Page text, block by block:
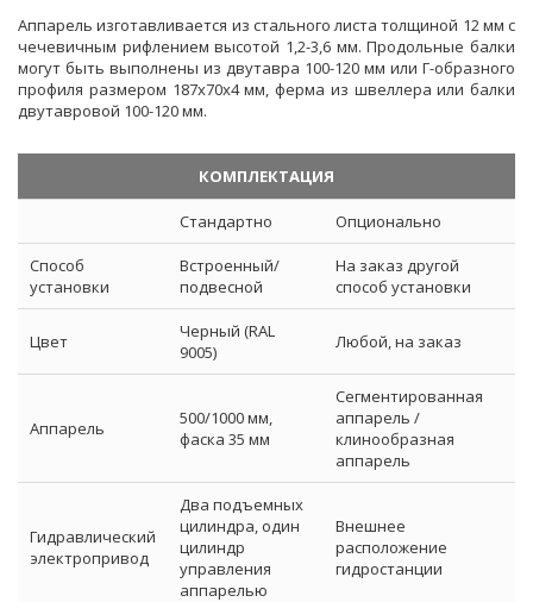
Аппарель изготавливается из стального листа толщиной 12 мм с
чечевичным рифлением высотой 1,2-3,6 мм. Продольные балки
могут быть выполнены из двутавра 100-120 мм или Г-образного
профиля размером 187x70x4 мм, ферма из швеллера или балки
двутавровой 100-120 мм.
КОМПЛЕКТАЦИЯ
Стандартно Опционально
Способ
установки
Встроенный/
подвесной
На заказ другой
способ установки
Цвет
Черный (RAL
9005)
Любой, на заказ
Аппарель
500/1000 мм,
фаска 35 мм
Сегментированная
аппарель /
клинообразная
аппарель
Гидравлический
электропривод
Два подъемных
цилиндра, один
цилиндр
управления
аппарелью
Внешнее
расположение
гидростанции